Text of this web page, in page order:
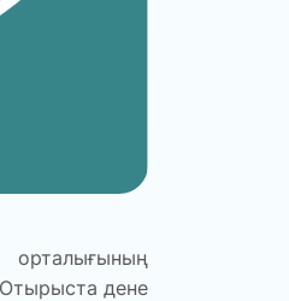
дене